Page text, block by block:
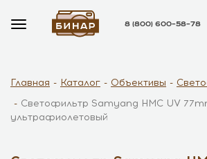
8 (800) 600–58–78
Главная Каталог Объективы
Светофильтр Samyang HMC UV
ультрафиолетовый